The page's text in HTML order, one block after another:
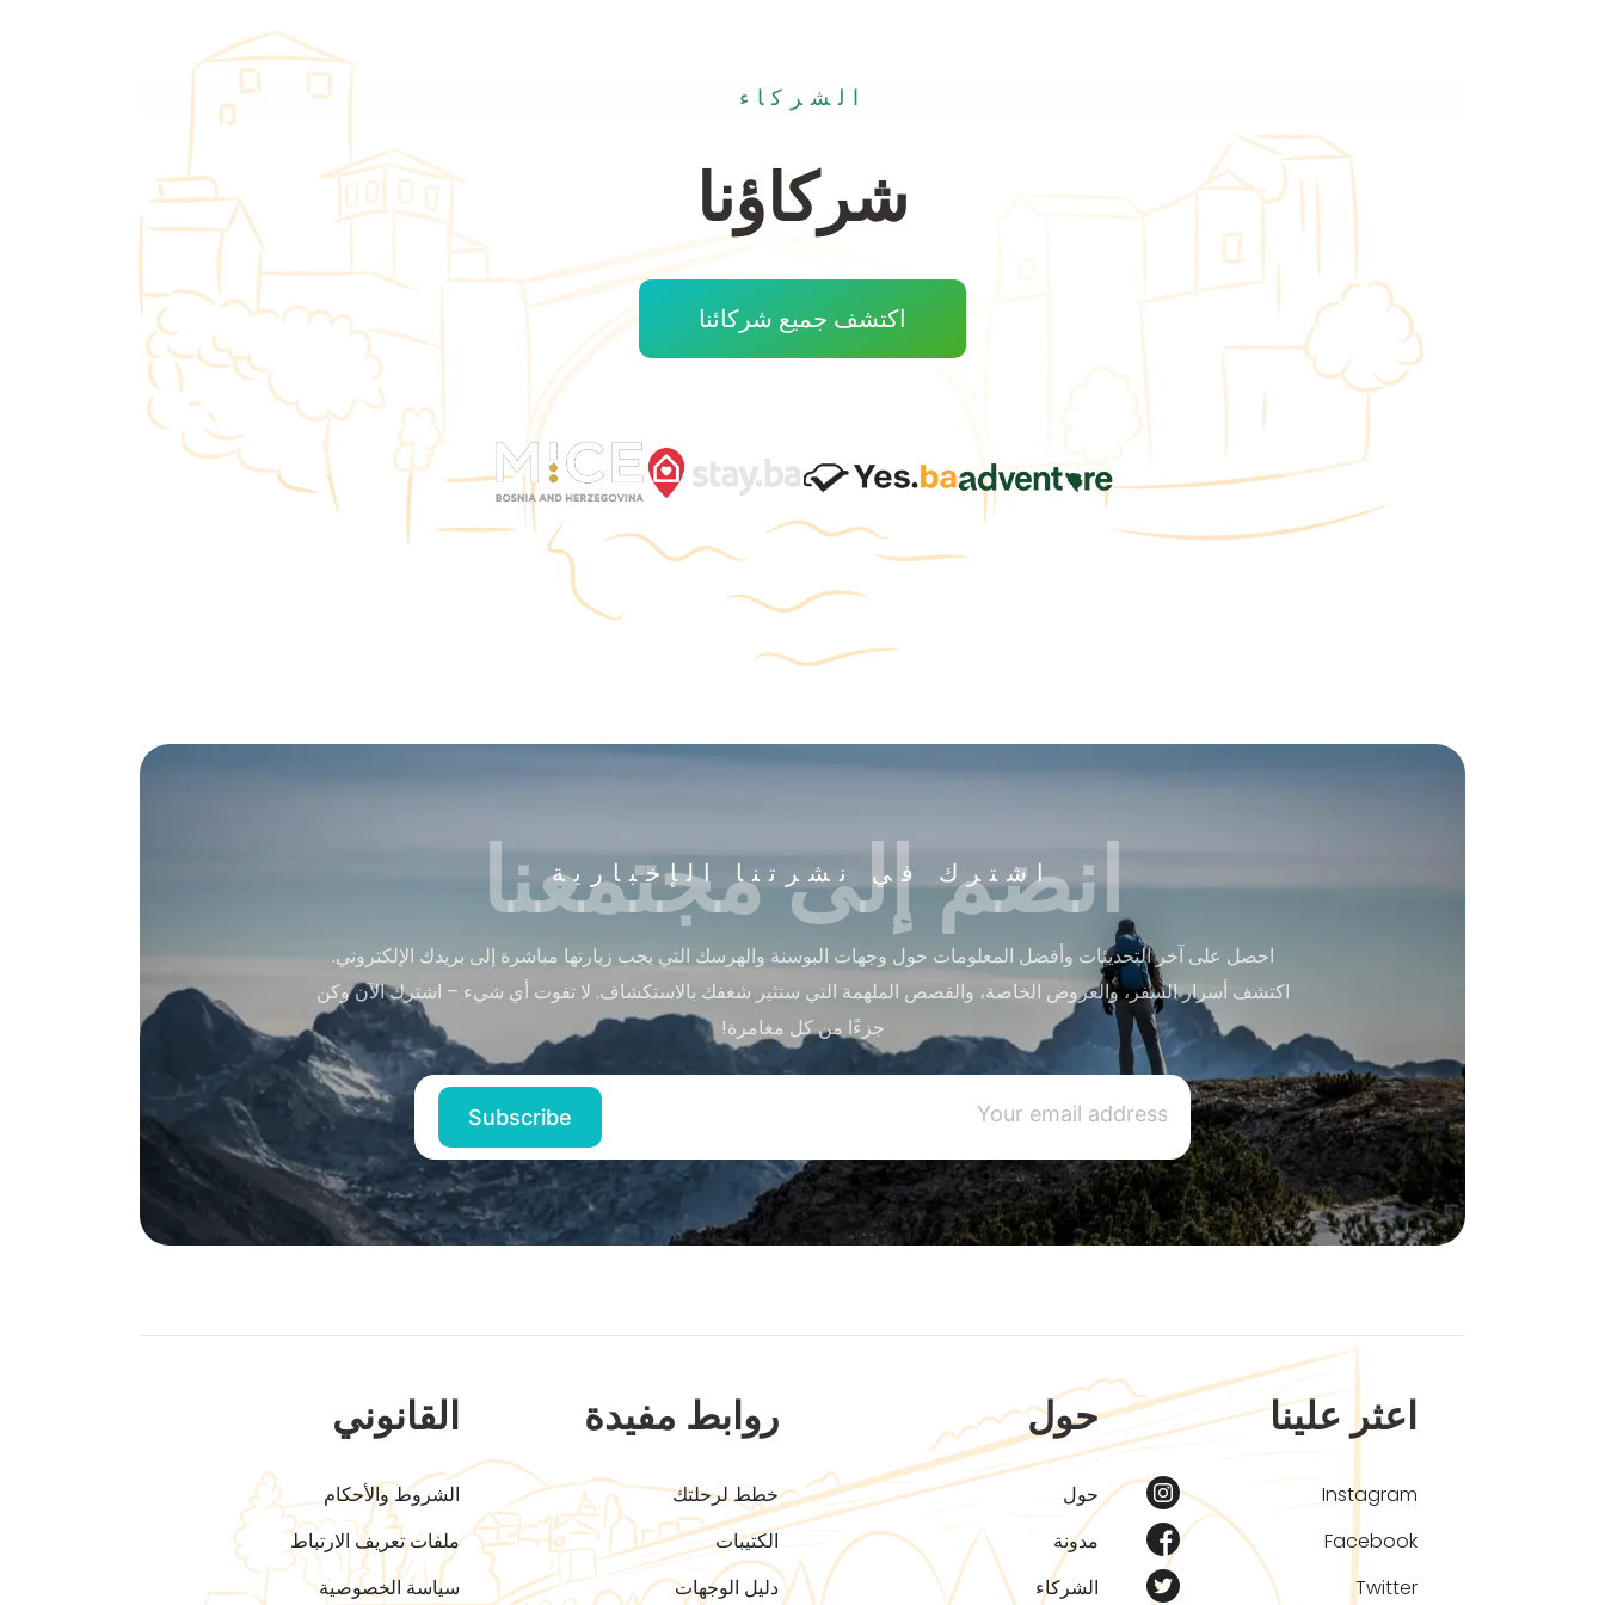
الشركاء
شركاؤنا
اكتشف جميع شركائنا
اشترك في نشرتنا الإخبارية
انضم إلى مجتمعنا
احصل على آخر التحديثات وأفضل المعلومات حول وجهات البوسنة والهرسك التي يجب زيارتها مباشرة إلى بريدك الإلكتروني.
اكتشف أسرار السفر، والعروض الخاصة، والقصص الملهمة التي ستثير شغفك بالاستكشاف. لا تفوت أي شيء – اشترك الآن وكن
جزءًا من كل مغامرة!
اعثر علينا
Instagram
Facebook
Twitter
حول
حول
مدونة
الشركاء
روابط مفيدة
خطط لرحلتك
الكتيبات
دليل الوجهات
القانوني
الشروط والأحكام
ملفات تعريف الارتباط
سياسة الخصوصية